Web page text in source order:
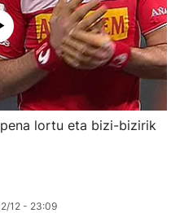
lortu eta bizi-bizirik
12 - 23:09